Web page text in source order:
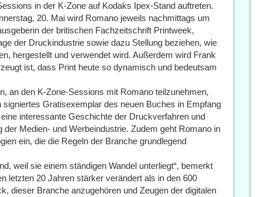
in der K-Zone auf Kodaks Ipex-Stand auftreten.
20. Mai wird Romano jeweils nachmittags um
der britischen Fachzeitschrift Printweek,
der Druckindustrie sowie dazu Stellung beziehen, wie
hergestellt und verwendet wird. Außerdem wird Frank
ist, dass Print heute so dynamisch und bedeutsam
an den K-Zone-Sessions mit Romano teilzunehmen,
signiertes Gratisexemplar des neuen Buches in Empfang
interessante Geschichte der Druckverfahren und
Medien- und Werbeindustrie. Zudem geht Romano in
ein, die die Regeln der Branche grundlegend
weil sie einem ständigen Wandel unterliegt“, bemerkt
letzten 20 Jahren stärker verändert als in den 600
dieser Branche anzugehören und Zeugen der digitalen